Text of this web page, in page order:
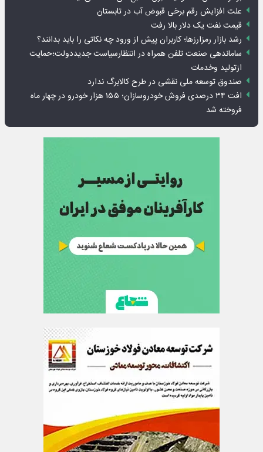
علت افزایش رقم برخی قبوض آب در تابستان
قیمت نفت یک دلار بالا رفت
رشد بازار رمزارزها؛ کاربران پیش از ورود چه نکاتی را باید بدانند؟
ساماندهی صنعت تلفن همراه در انتظارسیاست جدیددولت؛حمایت
ازتولید وخدمات
صندوق توسعه ملی نقشی در طرح کالابرگ ندارد
افت ۳۴ درصدی فروش خودروسازان؛ ۱۵۵ هزار خودرو در چهار ماه
فروخته شد